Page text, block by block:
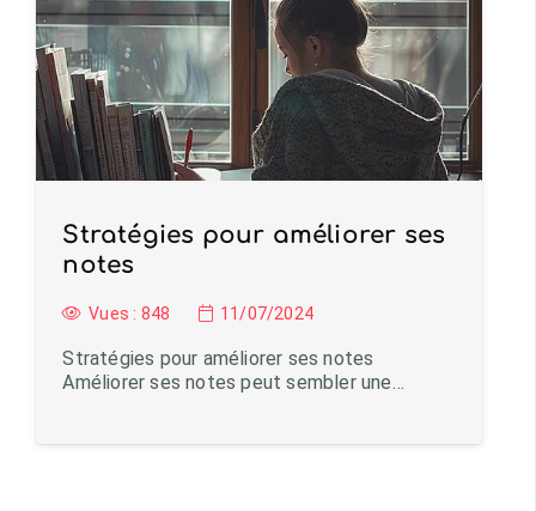
Stratégies pour améliorer ses
notes
Vues : 848 11/07/2024
Stratégies pour améliorer ses notes
Améliorer ses notes peut sembler une…